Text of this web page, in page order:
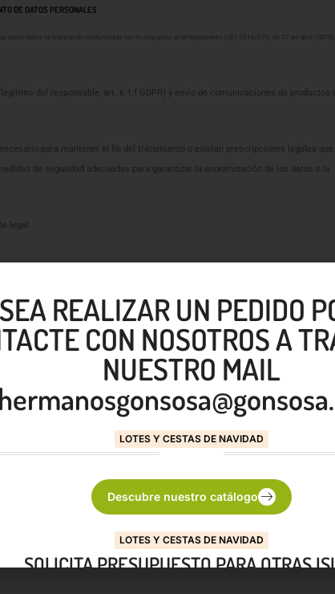
DE DATOS PERSONALES
estos datos se tratarán de conformidad con lo dispuesto en el Reglamento (UE) 2016/679, de 27 de abril (GDPR),
del responsable, art. 6.1.f GDPR) y envío de comunicaciones de productos o
para mantener el fin del tratamiento o existan prescripciones legales que
de seguridad adecuadas para garantizar la anonimización de los datos o la
legal.
u oposición a su tratamiento.
considera que el tratamiento no se ajusta a la normativa vigente.
Gran Canaria, 35016 (Las Palmas). E-mail: hermanosgonsosa@gonsosa.com
REALIZAR UN PEDIDO
CON NOSOTROS A
NUESTRO MAIL
LOTES Y CESTAS DE NAVIDAD
Descubre nuestro catálogo
LOTES Y CESTAS DE NAVIDAD
SOLICITA PRESUPUESTO PARA OTRAS